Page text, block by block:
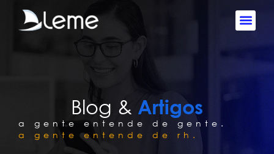
Blog & Artigos
a gente entende de gente.
a gente entende de rh.